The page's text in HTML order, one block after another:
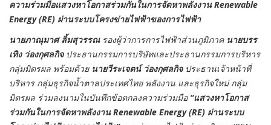
ความร่วมมือแสวงหาโอกาสร่วมกันในการจัดหาพลังงาน Renewable
Energy (RE) ผ่านระบบโครงข่ายไฟฟ้าของการไฟฟ้า
นายภาณุมาศ ลิ้มสุวรรณรองผู้ว่าการการไฟฟ้าส่วนภูมิภาค นายบรร
เทิง ว่องกุศลกิจประธานกรรมการบริษัทและประธานกรรมการบริหาร
กลุ่มมิตรผล พร้อมด้วย นายวีระเจตน์ ว่องกุศลกิจประธานเจ้าหน้าที่
บริหาร กลุ่มธุรกิจน้ำตาลประเทศไทย พลังงาน และธุรกิจใหม่ กลุ่ม
มิตรผล ร่วมลงนามในบันทึกข้อตกลงความร่วมมือ “แสวงหาโอกาส
ร่วมกันในการจัดหาพลังงาน Renewable Energy (RE) ผ่านระบบ